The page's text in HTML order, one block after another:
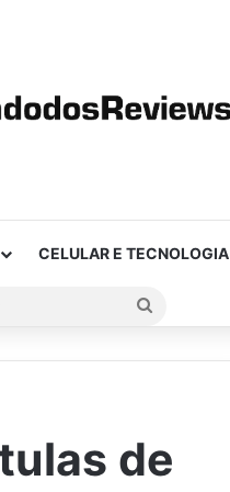
CELULAR E TECNOLOGIA
de